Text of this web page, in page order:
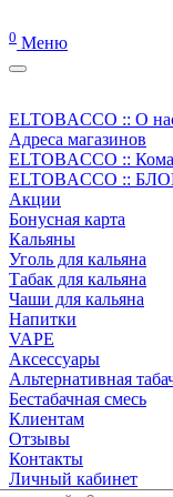
0 Меню
ELTOBACCO :: О
Адреса магазинов
ELTOBACCO ::
ELTOBACCO ::
Акции
Бонусная карта
Кальяны
Уголь для кальяна
Табак для кальяна
Чаши для кальяна
Напитки
VAPE
Аксессуары
Альтернативная
Бестабачная смесь
Клиентам
Отзывы
Контакты
Личный кабинет